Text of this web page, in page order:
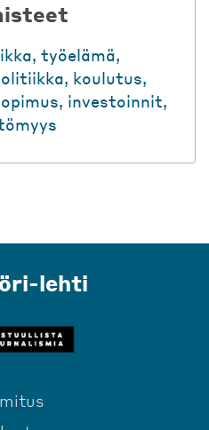
, työelämä,
, koulutus,
, investoinnit,
lehti